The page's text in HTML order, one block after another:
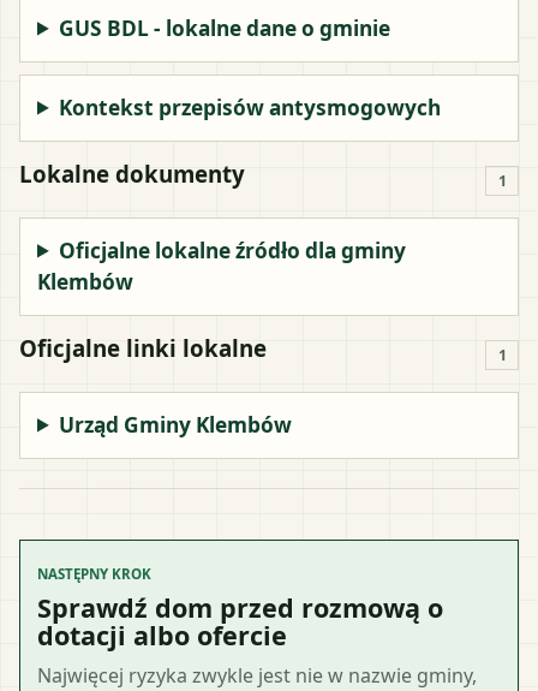
GUS BDL - lokalne dane o gminie
Kontekst przepisów antysmogowych
Lokalne dokumenty 1
Oficjalne lokalne źródło dla gminy
Klembów
Oficjalne linki lokalne 1
Urząd Gminy Klembów
NASTĘPNY KROK
Sprawdź dom przed rozmową o
dotacji albo ofercie
Najwięcej ryzyka zwykle jest nie w nazwie gminy,